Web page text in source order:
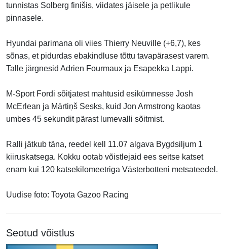
tunnistas Solberg finišis, viidates jäisele ja petlikule
pinnasele.
Hyundai parimana oli viies Thierry Neuville (+6,7), kes
sõnas, et pidurdas ebakindluse tõttu tavapärasest varem.
Talle järgnesid Adrien Fourmaux ja Esapekka Lappi.
M-Sport Fordi sõitjatest mahtusid esikümnesse Josh
McErlean ja Mārtiņš Sesks, kuid Jon Armstrong kaotas
umbes 45 sekundit pärast lumevalli sõitmist.
Ralli jätkub täna, reedel kell 11.07 algava Bygdsiljum 1
kiiruskatsega. Kokku ootab võistlejaid ees seitse katset
enam kui 120 katsekilomeetriga Västerbotteni metsateedel.
Uudise foto: Toyota Gazoo Racing
Seotud võistlus